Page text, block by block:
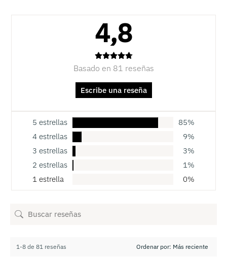
4,8
Basado en 81 reseñas
Escribe una reseña
5 estrellas
85%
4 estrellas
9%
3 estrellas
3%
2 estrellas
1%
1 estrella
0%
1-8 de 81 reseñas